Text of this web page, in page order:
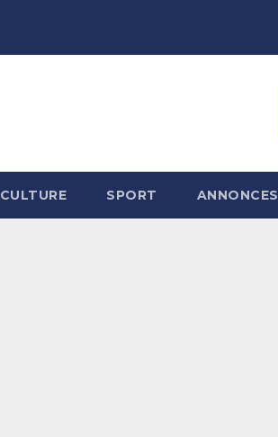
CULTURE SPORT ANNONCES